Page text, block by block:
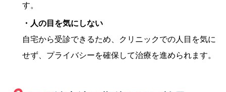
す。
・人の目を気にしない
自宅から受診できるため、クリニックでの人目を気に
せず、プライバシーを確保して治療を進められます。